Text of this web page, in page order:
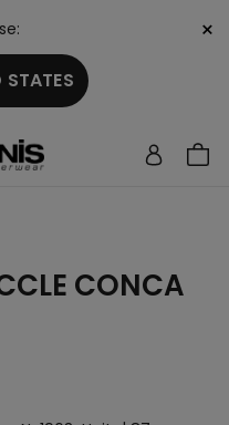
×
CONCA